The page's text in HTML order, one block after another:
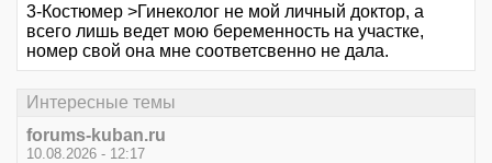
3-Костюмер >Гинеколог не мой личный доктор, а
всего лишь ведет мою беременность на участке,
номер свой она мне соответсвенно не дала.
Интересные темы
forums-kuban.ru
10.08.2026 - 12:17